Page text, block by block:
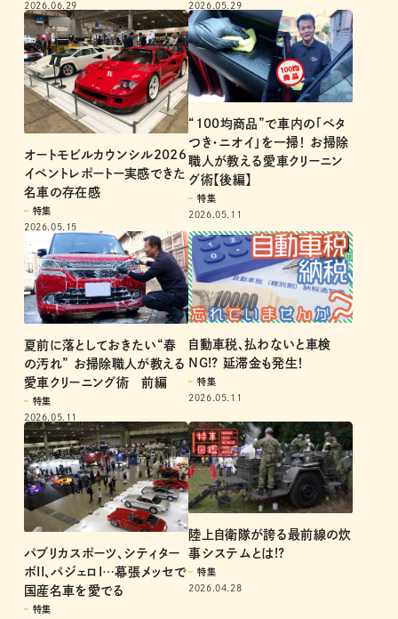
2026.06.29
2026.05.29
オートモビルカウンシル2026
イベントレポートー実感できた
名車の存在感
特集
2026.05.15
“100均商品”で車内の「ベタ
つき・ニオイ」を一掃！ お掃除
職人が教える愛車クリーニン
グ術【後編】
特集
2026.05.11
夏前に落としておきたい“春
の汚れ” お掃除職人が教える
愛車クリーニング術 前編
特集
2026.05.11
自動車税、払わないと車検
NG!? 延滞金も発生！
特集
2026.05.11
パブリカスポーツ、シティター
ボII、パジェロI…幕張メッセで
国産名車を愛でる
特集
陸上自衛隊が誇る最前線の炊
事システムとは!?
特集
2026.04.28